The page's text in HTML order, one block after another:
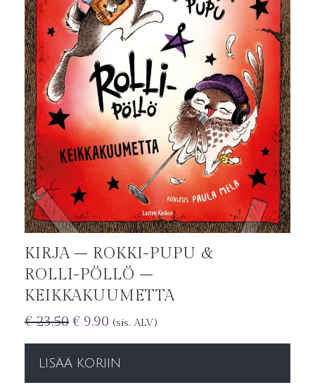
KIRJA – ROKKI-PUPU &
ROLLI-PÖLLÖ –
KEIKKAKUUMETTA
€23.50 € 9.90 (sis. ALV)
LISÄÄ KORIIN